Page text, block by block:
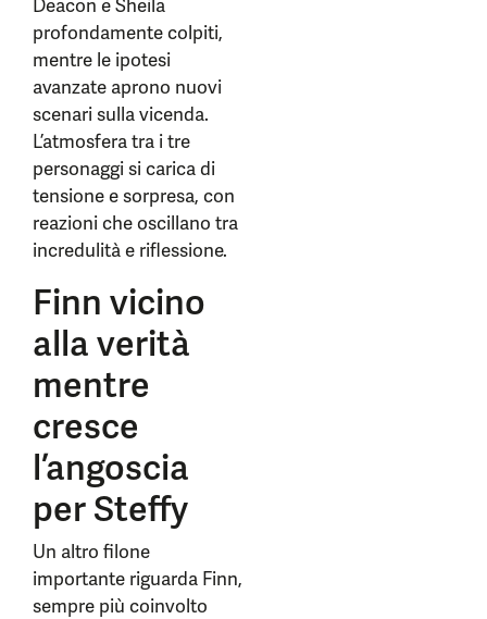
Deacon e Sheila
profondamente colpiti,
mentre le ipotesi
avanzate aprono nuovi
scenari sulla vicenda.
L’atmosfera tra i tre
personaggi si carica di
tensione e sorpresa, con
reazioni che oscillano tra
incredulità e riflessione.
Finn vicino
alla verità
mentre
cresce
l’angoscia
per Steffy
Un altro filone
importante riguarda Finn,
sempre più coinvolto